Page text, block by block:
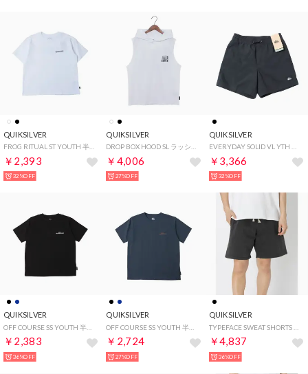
QUIKSILVER
￥2,393
32%OFF
QUIKSILVER
￥4,006
27%OFF
QUIKSILVER
￥3,366
32%OFF
QUIKSILVER
￥2,383
36%OFF
QUIKSILVER
￥2,724
27%OFF
QUIKSILVER
￥4,837
36%OFF